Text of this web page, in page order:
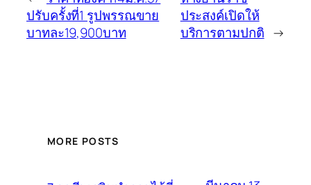
ปรับครั้งที่1 รูปพรรณขาย
บาทละ19,900บาท
ประสงค์เปิดให้
บริการตามปกติ →
MORE POSTS